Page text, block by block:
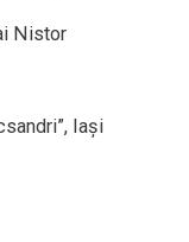
Nistor
Iași